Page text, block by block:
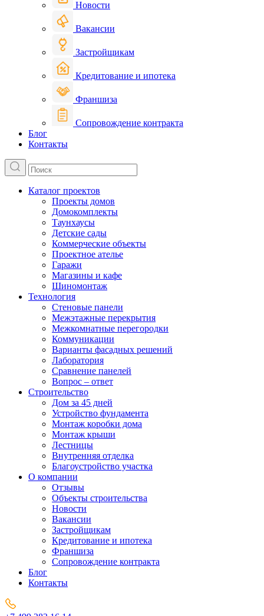
Новости
Вакансии
Застройщикам
Кредитование и ипотека
Франшиза
Сопровождение контракта
Блог
Контакты
Каталог проектов
Проекты домов
Домокомплекты
Таунхаусы
Детские сады
Коммерческие объекты
Проектное ателье
Гаражи
Магазины и кафе
Шиномонтаж
Технология
Стеновые панели
Межэтажные перекрытия
Межкомнатные перегородки
Коммуникации
Варианты фасадных решений
Лаборатория
Сравнение панелей
Вопрос – ответ
Строительство
Дом за 45 дней
Устройство фундамента
Монтаж коробки дома
Монтаж крыши
Лестницы
Внутренняя отделка
Благоустройство участка
О компании
Отзывы
Объекты строительства
Новости
Вакансии
Застройщикам
Кредитование и ипотека
Франшиза
Сопровождение контракта
Блог
Контакты